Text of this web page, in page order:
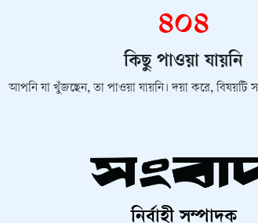
৪০৪
কিছু পাওয়া যায়নি
আপনি যা খুঁজছেন, তা পাওয়া যায়নি। দয়া করে, বিষয়টি
নির্বাহী সম্পাদক